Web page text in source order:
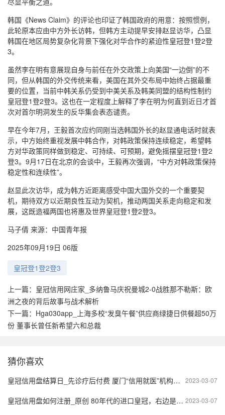
韩国《News Claim》的评论也印证了韩国政府的用意：按照惯例，
此轮原本应由中方外长访韩，但韩方主动提早安排赵显访华，凸显
韩国在地区局势复杂化背景下强化对华合作的紧迫性皇冠登1登2登
3。
虽然李在明有意展现自身与前任在外交政策上向美国“一边倒”的不
同，但从韩国的外交传统来看，美国在其外交布局中始终占据最重
要的位置，当前中韩关系仍受到中美关系及韩美同盟的结构性制约
皇冠登1登2登3。这也在一定程度上解释了李在明为何直到近日才首
次对首尔明洞发生的反华集会表态谴责。
早在今年7月，王毅首次应约同刚当选韩国外长的赵显通电话时就表
示，中方始终重视发展中韩合作，对韩政策保持连续稳定，希望韩
方对华政策同样做到稳定、可持续、可预期，避免摇摆皇冠登1登2
登3。9月17日在北京的会谈中，王毅再次强调，“中方对韩政策保持
稳定性和连续性”。
赵显此次访华，成为韩方近距离感受中国大国外交的一个重要契
机，期待双方以近期良性互动为契机，推动两国关系走向稳定和发
展，这既造福两国也将惠及世界皇冠登1登2登3。
马子倩 来源：中国青年报
2025年09月19日 06版
皇冠登1登2登3
上一篇： 皇冠信用网庄家_多纳鲁马庆祝曼城2-0战胜那不勒斯：欧
洲之夜的背后故事与战术解析
下一篇： Hga030app_上海多校“发臭午餐”供应商绿捷日供餐超50万
份 董事长曾任新希望六和总裁
猜你喜欢
2023-03-07
皇冠信用盘结算日_先诊疗后付费 厦门“信用就医”机构扩容
2023-03-07
皇冠信用盘如何注册_原创 80年代的进口皇冠，右边是方向盘，如今朋友老爸还在驾驶